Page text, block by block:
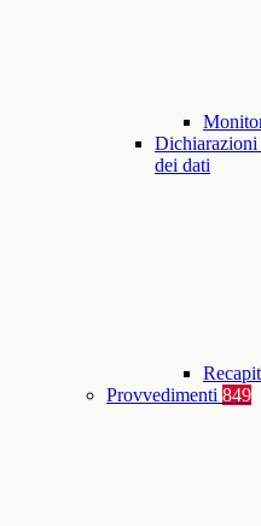
Dichiarazioni
dei dati
Provvedimenti 849